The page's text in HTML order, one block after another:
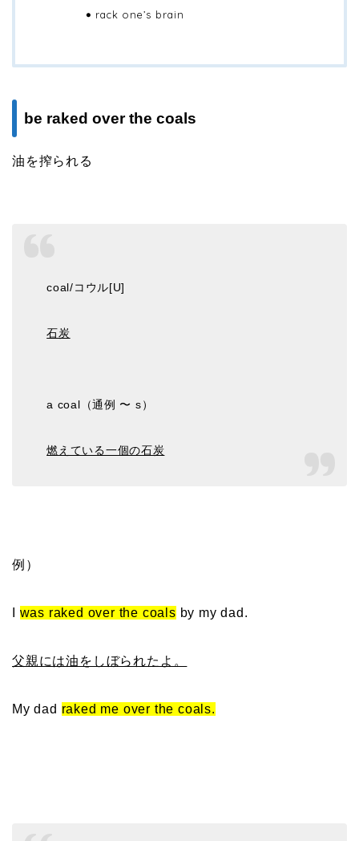
rack one’s brain
be raked over the coals
油を搾られる
coal/コウル[U]
石炭
a coal（通例 〜 s）
燃えている一個の石炭
例）
was raked over the coals by my dad.
父親には油をしぼられたよ。
My dad raked me over the coals.